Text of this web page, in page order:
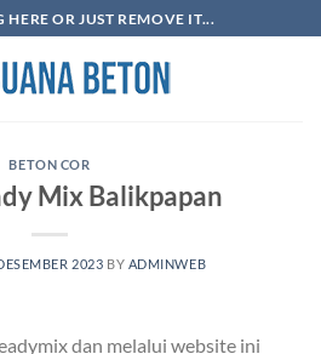
OR JUST REMOVE IT...
BETON COR
Mix Balikpapan
2023 BY ADMINWEB
dan melalui website ini